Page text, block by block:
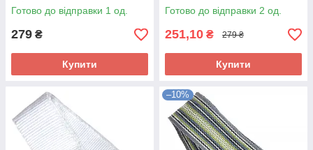
Готово до відправки 1 од.
279 ₴
Купити
Готово до відправки 2 од.
251,10 ₴ 279 ₴
Купити
–10%